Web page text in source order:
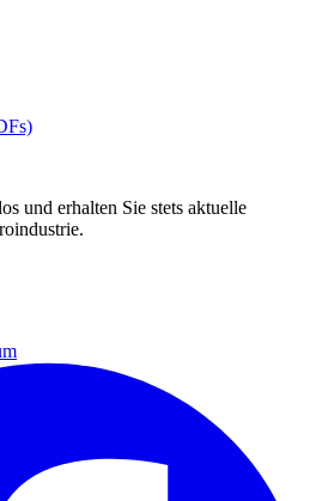
und erhalten Sie stets aktuelle